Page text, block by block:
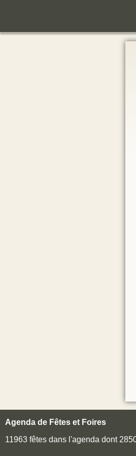
Agenda de Fêtes et Foires
11963 fêtes dans l'agenda dont